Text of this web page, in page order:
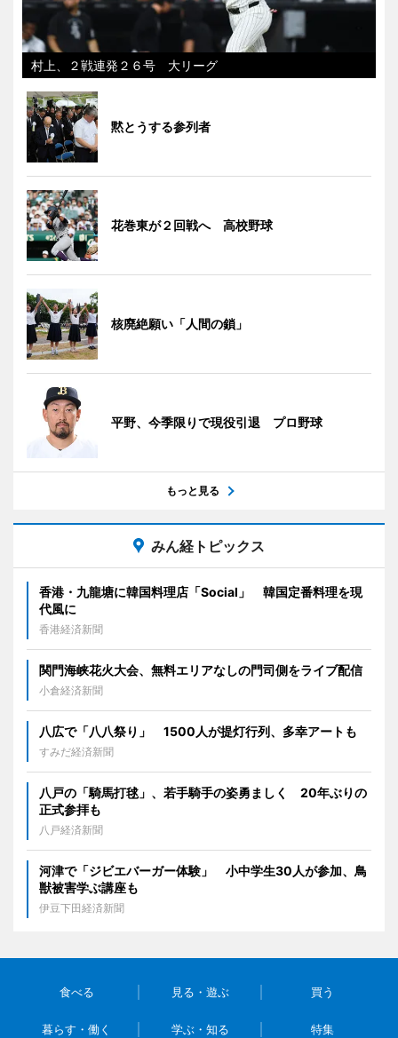
村上、２戦連発２６号 大リーグ
黙とうする参列者
花巻東が２回戦へ 高校野球
核廃絶願い「人間の鎖」
平野、今季限りで現役引退 プロ野球
もっと見る
みん経トピックス
香港・九龍塘に韓国料理店「Social」 韓国定番料理を現
代風に
香港経済新聞
関門海峡花火大会、無料エリアなしの門司側をライブ配信
小倉経済新聞
八広で「八八祭り」 1500人が提灯行列、多幸アートも
すみだ経済新聞
八戸の「騎馬打毬」、若手騎手の姿勇ましく 20年ぶりの
正式参拝も
八戸経済新聞
河津で「ジビエバーガー体験」 小中学生30人が参加、鳥
獣被害学ぶ講座も
伊豆下田経済新聞
食べる 見る・遊ぶ 買う
暮らす・働く 学ぶ・知る 特集